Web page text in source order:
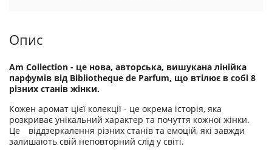
Опис
Am Collection - це нова, авторська, вишукана лінійка
парфумів від Bibliotheque de Parfum, що втілює в собі 8
різних станів жінки.
Кожен аромат цієї колекції - це окрема історія, яка
розкриває унікальний характер та почуття кожної жінки.
Це віддзеркалення різних станів та емоцій, які завжди
залишають свій неповторний слід у світі.